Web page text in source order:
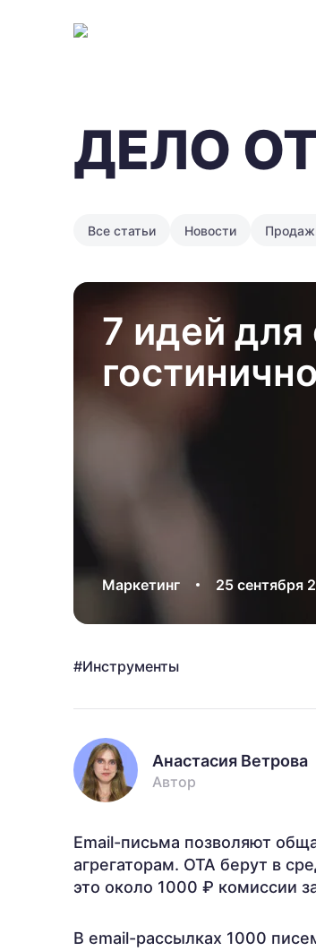
ДЕЛО
Все статьи Новости
7 идей для
Маркетинг 25 сентября
Инструменты
Анастасия Ветрова
Автор
Email-письма позволяют
агрегаторам. OTA берут в
это около 1000 ₽ комиссии
В email-рассылках 1000